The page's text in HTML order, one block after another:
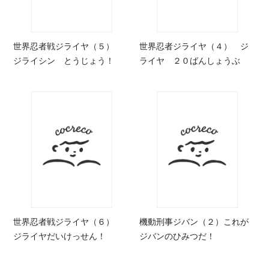
世界忍者戦ジライヤ（５）
ジライシン とうじょう！
世界忍者ジライヤ（４） ジ
ライヤ ２０ばんしょうぶ
世界忍者戦ジライヤ（６）
ジライヤだいけっせん！
機動刑事ジバン（２）これが
ジバンのひみつだ！